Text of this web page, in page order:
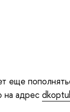
еще
адрес